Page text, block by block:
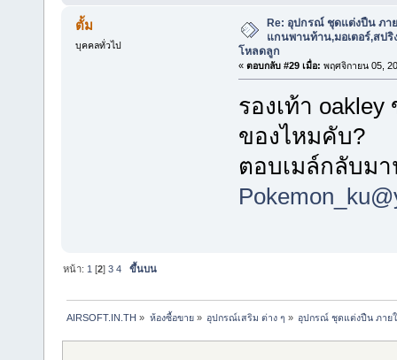
ตั้ม
บุคคลทั่วไป
Re: อุปกรณ์ ชุดแต่งปืน ภา
แกนพานท้าน,มอเตอร์,สปริ
โหลดลูก
« ตอบกลับ #29 เมื่อ: พฤศจิกายน 05,
รองเท้า
ของไหมคับ?
ตอบเมล์กลับม
หน้า: 1 [2]3 4 ขึ้นบน
AIRSOFT.IN.TH » ห้องซื้อขาย» อุปกรณ์เสริม ต่าง ๆ » อุปกรณ์ ชุดแต่งปืน ภาย